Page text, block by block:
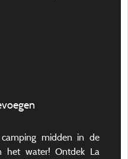
midden in de
het water! Ontdek La